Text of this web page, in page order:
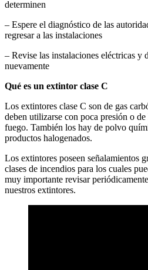
determinen
– Espere el diagnóstico de las
regresar a las instalaciones
– Revise las instalaciones eléctricas y
nuevamente
Qué es un extintor clase C
Los extintores clase C son de gas
deben utilizarse con poca presión o
fuego. También los hay de polvo
productos halogenados.
Los extintores poseen señalamientos
clases de incendios para los cuales
muy importante revisar
nuestros extintores.